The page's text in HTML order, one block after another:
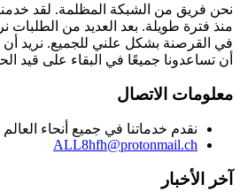
نحن فريق من الشبكة المظلمة. لقد
منذ فترة طويلة. بعد العديد من الطلبات
في القرصنة بشكل علني للجميع. نريد أن
أن تساعدونا جميعًا في البقاء على قيد
معلومات الاتصال
نقدم خدماتنا في جميع أنحاء العالم
ALL8hfh@protonmail.ch
آخر الأخبار